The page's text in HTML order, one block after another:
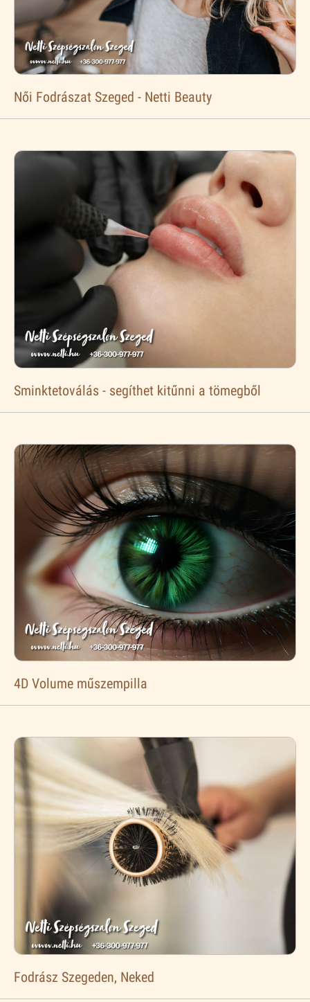
Női Fodrászat Szeged - Netti Beauty
Sminktetoválás - segíthet kitűnni a tömegből
4D Volume műszempilla
Fodrász Szegeden, Neked